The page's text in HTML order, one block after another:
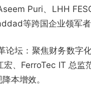
Puri、LHH
等跨国企业领军
论坛：聚焦财务数字
、FerroTec IT 总
本增效。